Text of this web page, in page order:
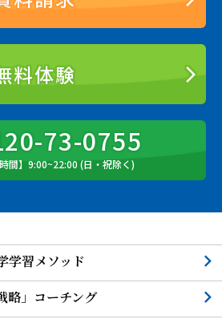
料体験
73-0755
時間】9:00~22:00 (日・祝除く)
学習メソッド
略」コーチング